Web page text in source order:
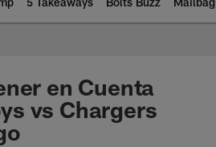
en Cuenta
vs Chargers